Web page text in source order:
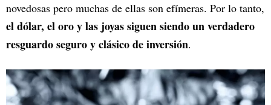
novedosas pero muchas de ellas son efímeras. Por lo tanto,
el dólar, el oro y las joyas siguen siendo un verdadero
resguardo seguro y clásico de inversión.